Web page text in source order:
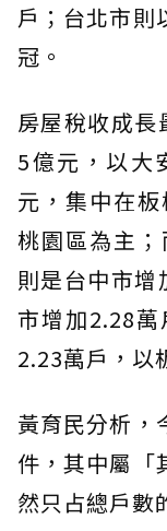
戶；台北市則
冠。
房屋稅收成長
5億元，以大
元，集中在
桃園區為主
則是台中市
市增加2.28
2.23萬戶，以
黃育民分析，
件，其中屬「
然只占總戶數